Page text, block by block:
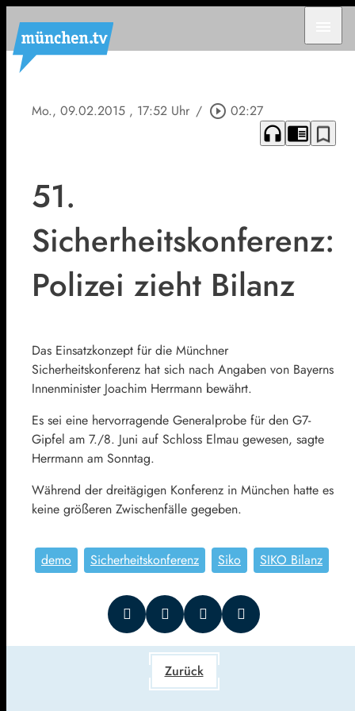
Mo., 09.02.2015 , 17:52 Uhr / play_circle_outline 02:27
headphones chrome_reader_mode bookmark_border
51.
Sicherheitskonferenz:
Polizei zieht Bilanz
Das Einsatzkonzept für die Münchner
Sicherheitskonferenz hat sich nach Angaben von Bayerns
Innenminister Joachim Herrmann bewährt.
Es sei eine hervorragende Generalprobe für den G7-
Gipfel am 7./8. Juni auf Schloss Elmau gewesen, sagte
Herrmann am Sonntag.
Während der dreitägigen Konferenz in München hatte es
keine größeren Zwischenfälle gegeben.
demo Sicherheitskonferenz Siko SIKO Bilanz
Zurück